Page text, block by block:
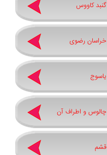
کاووس
رضوی
و اطراف آن